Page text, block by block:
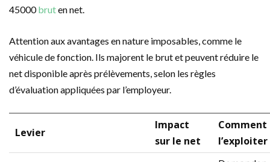
45000bruten net.
Attention aux avantages en nature imposables, comme le
véhicule de fonction. Ils majorent le brut et peuvent réduire le
net disponible après prélèvements, selon les règles
d’évaluation appliquées par l’employeur.
Levier
Impact
sur le net
Comment
l’exploiter